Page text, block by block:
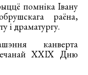
помніка Івану
раёна,
і драматургу.
канверта
ХХІХ Дню